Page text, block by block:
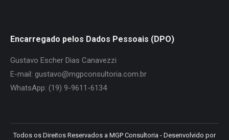
Encarregado pelos Dados Pessoais (DPO)
Gustavo Escher Dias Canavezzi
E-mail: gustavo@mgpconsultoria.com.br
WhatsApp: (19) 9-9611-6134
Todos os Direitos Reservados a MGP Consultoria - Desenvolvido por